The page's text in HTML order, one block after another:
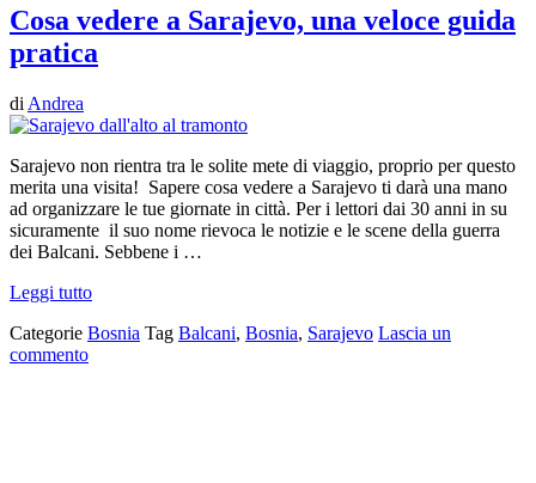
Cosa vedere a Sarajevo, una veloce guida
pratica
di Andrea
Sarajevo non rientra tra le solite mete di viaggio, proprio per questo
merita una visita! Sapere cosa vedere a Sarajevo ti darà una mano
ad organizzare le tue giornate in città. Per i lettori dai 30 anni in su
sicuramente il suo nome rievoca le notizie e le scene della guerra
dei Balcani. Sebbene i …
Leggi tutto
Categorie Bosnia Tag Balcani, Bosnia, Sarajevo Lascia un
commento